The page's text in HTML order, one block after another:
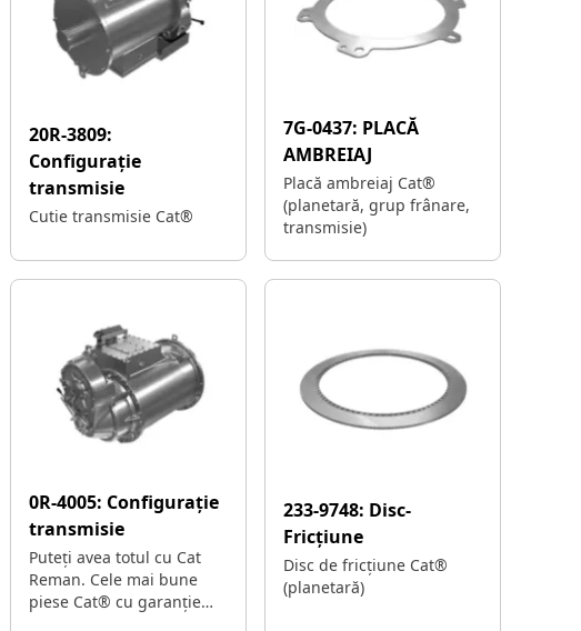
20R-3809:
Configurație
transmisie
Cutie transmisie Cat®
7G-0437: PLACĂ
AMBREIAJ
Placă ambreiaj Cat®
(planetară, grup frânare,
transmisie)
0R-4005: Configurație
transmisie
Puteți avea totul cu Cat
Reman. Cele mai bune
piese Cat® cu garanție
233-9748: Disc-
Fricțiune
Disc de fricțiune Cat®
(planetară)